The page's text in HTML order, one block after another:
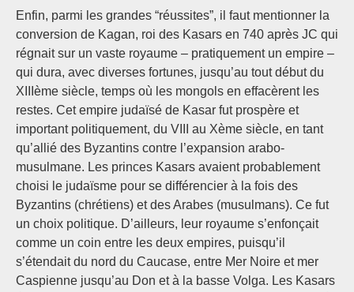
Enfin, parmi les grandes “réussites”, il faut mentionner la
conversion de Kagan, roi des Kasars en 740 après JC qui
régnait sur un vaste royaume – pratiquement un empire –
qui dura, avec diverses fortunes, jusqu’au tout début du
XIIIème siècle, temps où les mongols en effacèrent les
restes. Cet empire judaïsé de Kasar fut prospère et
important politiquement, du VIII au Xème siècle, en tant
qu’allié des Byzantins contre l’expansion arabo-
musulmane. Les princes Kasars avaient probablement
choisi le judaïsme pour se différencier à la fois des
Byzantins (chrétiens) et des Arabes (musulmans). Ce fut
un choix politique. D’ailleurs, leur royaume s’enfonçait
comme un coin entre les deux empires, puisqu’il
s’étendait du nord du Caucase, entre Mer Noire et mer
Caspienne jusqu’au Don et à la basse Volga. Les Kasars